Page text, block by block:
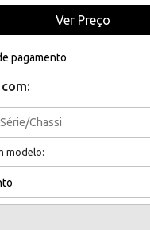
modelo:
pagamento
Ver Preço